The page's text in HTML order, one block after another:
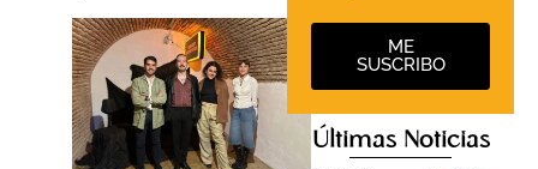
ME
SUSCRIBO
Últimas Noticias